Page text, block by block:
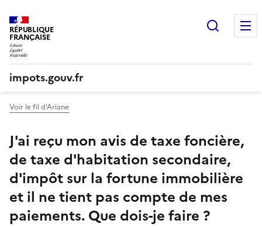
RÉPUBLIQUE
FRANÇAISE
impots.gouv.fr
Voir le fil d'Ariane
J'ai reçu mon avis de taxe foncière,
de taxe d'habitation secondaire,
d'impôt sur la fortune immobilière
et il ne tient pas compte de mes
paiements. Que dois-je faire ?